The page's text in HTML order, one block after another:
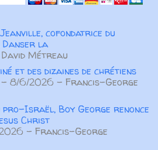
montrant la force
de l’Évangile. Aujourd’hui
nos partenaires
essentiels. Aucune
...
dans sa compréhension
six éléments qui
vous accompagner alors
lisez et étudiez
Lire l'article ANGIE
Maria Fearing,
afro-américaine au
Quel genre de femme
cofondatrice du
Danser la
Métreau
et des dizaines de chrétiens
- 8/6/2026 - Francis-George
pro-Israël, Boy George renonce
Christ
- Francis-George